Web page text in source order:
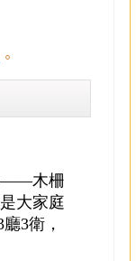
。